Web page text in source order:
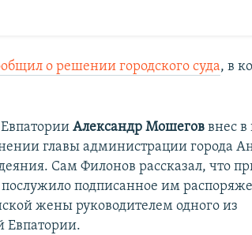
о решении городского суда, в
ЕвпаторииАлександр Мошегов внес в
главы администрации города
Сам Филонов рассказал, что
подписанное им
жены руководителем одного из
Евпатории.